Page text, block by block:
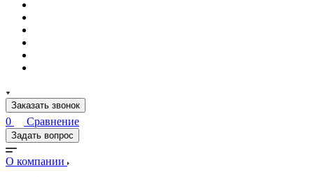
Заказать звонок
0 Сравнение
Задать вопрос
О компании